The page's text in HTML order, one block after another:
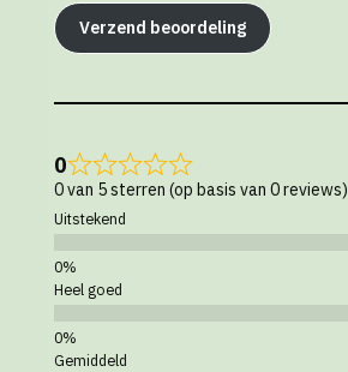
Verzend beoordeling
0
0 van 5 sterren (op basis van 0 reviews)
Uitstekend
Heel goed
Gemiddeld